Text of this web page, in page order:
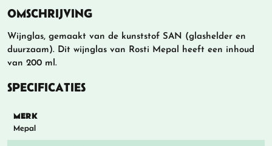
OMSCHRIJVING
Wijnglas, gemaakt van de kunststof SAN (glashelder en
duurzaam). Dit wijnglas van Rosti Mepal heeft een inhoud
van 200 ml.
SPECIFICATIES
MERK
Mepal